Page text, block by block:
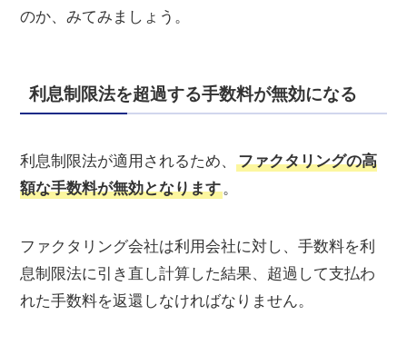
のか、みてみましょう。
利息制限法を超過する手数料が無効になる
利息制限法が適用されるため、ファクタリングの高
額な手数料が無効となります。
ファクタリング会社は利用会社に対し、手数料を利
息制限法に引き直し計算した結果、超過して支払わ
れた手数料を返還しなければなりません。